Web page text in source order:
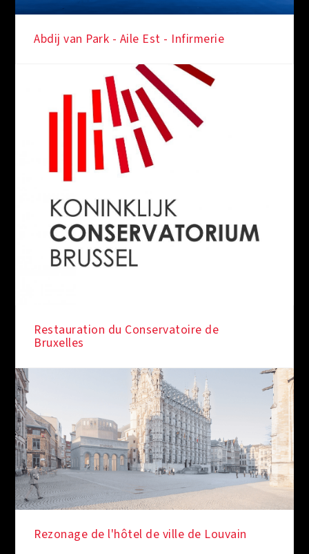
Abdij van Park - Aile Est - Infirmerie
Restauration du Conservatoire de
Bruxelles
Rezonage de l'hôtel de ville de Louvain